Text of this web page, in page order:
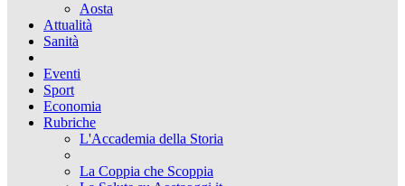
Aosta
Attualità
Sanità
Eventi
Sport
Economia
Rubriche
L'Accademia della Storia
La Coppia che Scoppia